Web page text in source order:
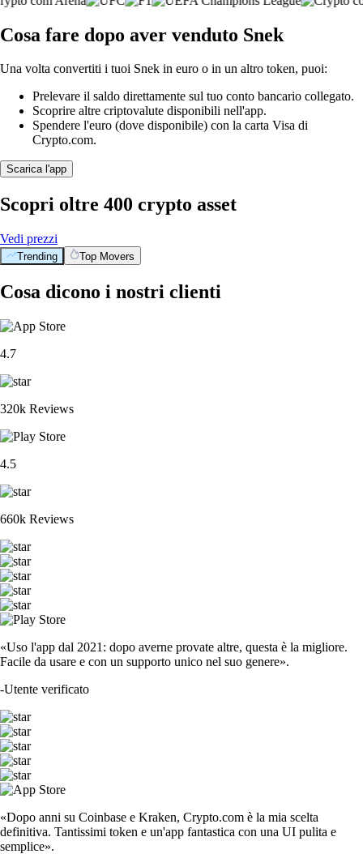
Cosa fare dopo aver venduto Snek
Una volta convertiti i tuoi Snek in euro o in un altro token, puoi:
Prelevare il saldo direttamente sul tuo conto bancario collegato.
Scoprire altre criptovalute disponibili nell'app.
Spendere l'euro (dove disponibile) con la carta Visa di
Crypto.com.
Scarica l'app
Scopri oltre 400 crypto asset
Vedi prezzi
Trending Top Movers
Cosa dicono i nostri clienti
4.7
320k Reviews
4.5
660k Reviews
«Uso l'app dal 2021: dopo averne provate altre, questa è la migliore.
Facile da usare e con un supporto unico nel suo genere».
-Utente verificato
«Dopo anni su Coinbase e Kraken, Crypto.com è la mia scelta
definitiva. Tantissimi token e un'app fantastica con una UI pulita e
semplice».